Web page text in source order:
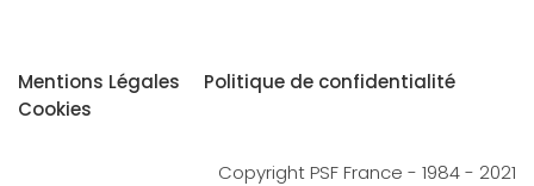
Mentions Légales
Politique de confidentialité
Cookies
Copyright PSF France - 1984 - 2021